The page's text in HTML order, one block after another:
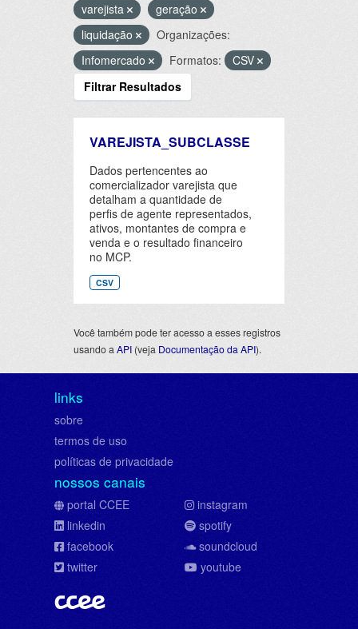
varejista
geração
liquidação
Organizações:
Infomercado
Formatos:
CSV
Filtrar Resultados
VAREJISTA_SUBCLASSE
Dados pertencentes ao
comercializador varejista que
detalham a quantidade de
perfis de agente representados,
ativos, montantes de compra e
venda e o resultado financeiro
no MCP.
CSV
Você também pode ter acesso a esses registros
usando a API (veja Documentação da API).
links
sobre
termos de uso
políticas de privacidade
nossos canais
portal CCEE
linkedin
facebook
twitter
instagram
spotify
soundcloud
youtube